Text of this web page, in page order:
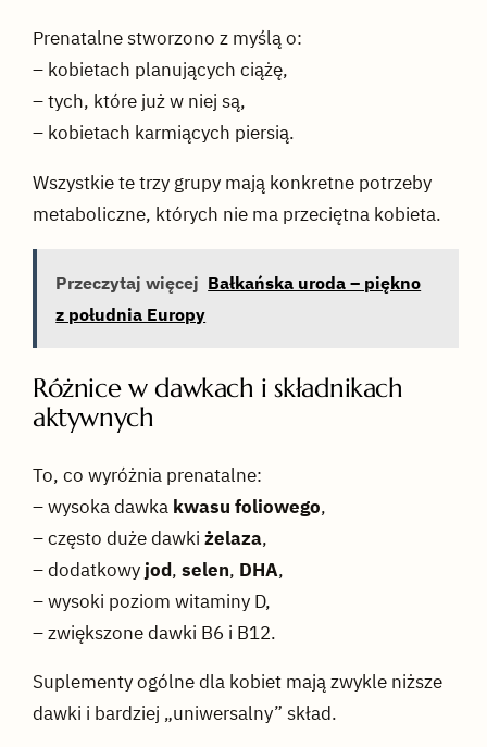
Prenatalne stworzono z myślą o:
– kobietach planujących ciążę,
– tych, które już w niej są,
– kobietach karmiących piersią.
Wszystkie te trzy grupy mają konkretne potrzeby
metaboliczne, których nie ma przeciętna kobieta.
Przeczytaj więcej Bałkańska uroda – piękno
z południa Europy
Różnice w dawkach i składnikach
aktywnych
To, co wyróżnia prenatalne:
– wysoka dawka kwasu foliowego,
– często duże dawkiżelaza,
– dodatkowy jod,selen, DHA,
– wysoki poziom witaminy D,
– zwiększone dawki B6 i B12.
Suplementy ogólne dla kobiet mają zwykle niższe
dawki i bardziej „uniwersalny” skład.